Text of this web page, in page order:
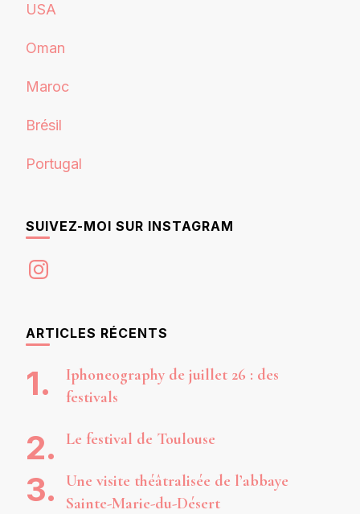
USA
Oman
Maroc
Brésil
Portugal
SUIVEZ-MOI SUR INSTAGRAM
Instagram
ARTICLES RÉCENTS
Iphoneography de juillet 26 : des
festivals
Le festival de Toulouse
Une visite théâtralisée de l’abbaye
Sainte-Marie-du-Désert